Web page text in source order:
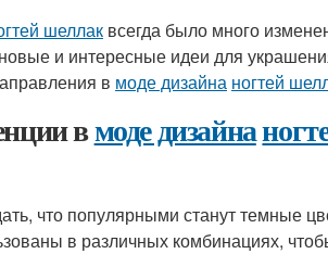
шеллак всегда было много
и интересные идеи для
в моде дизайна ногтей
вмоде дизайна
что популярными станут темные
в различных комбинациях,